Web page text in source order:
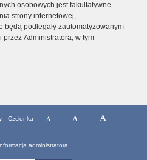
osobowych jest fakultatywne
strony internetowej,
będą podlegały zautomatyzowanym
Administratora, w tym
Czcionka
administratora